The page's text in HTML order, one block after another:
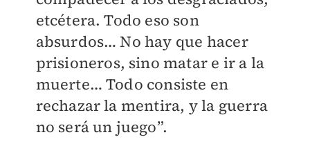
etcétera. Todo eso son
absurdos… No hay que hacer
prisioneros, sino matar e ir a la
muerte… Todo consiste en
rechazar la mentira, y la guerra
no será un juego”.